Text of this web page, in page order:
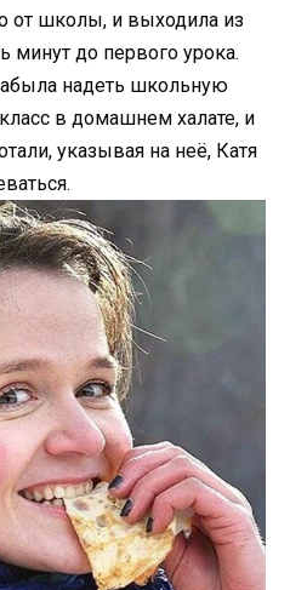
от школы, и выходила из
минут до первого урока.
надеть школьную
в домашнем халате, и
указывая на неё, Катя